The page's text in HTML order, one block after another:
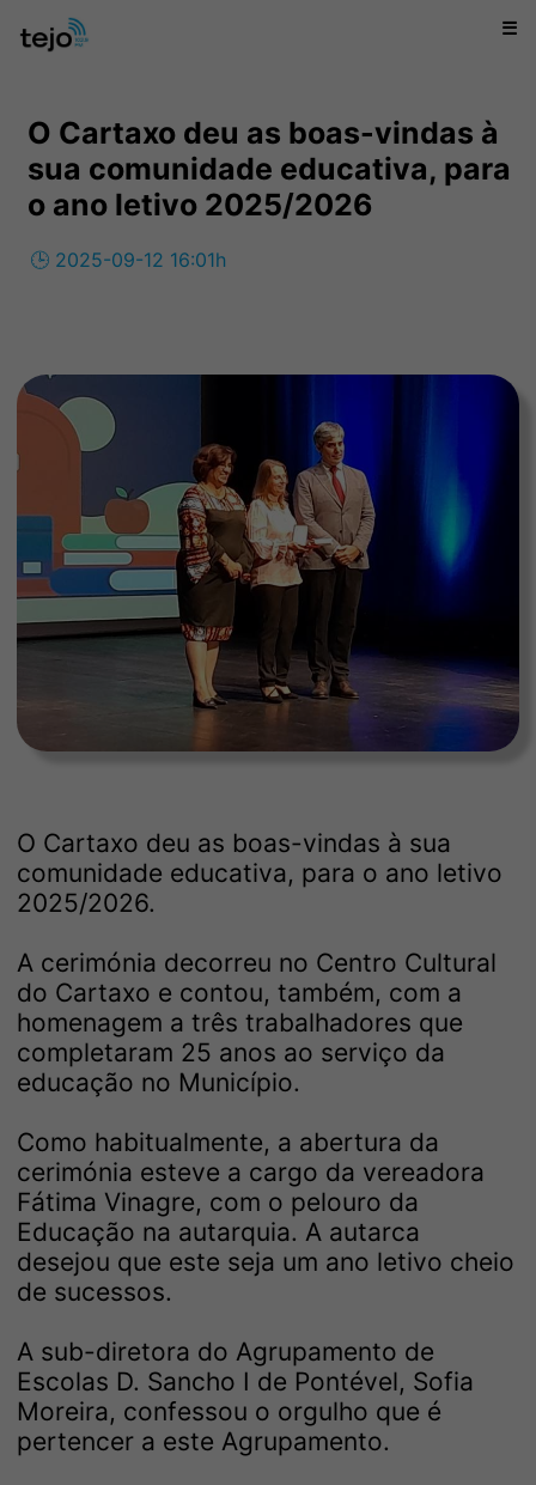
☰
O Cartaxo deu as boas-vindas à
sua comunidade educativa, para
o ano letivo 2025/2026
🕒 2025-09-12 16:01h
O Cartaxo deu as boas-vindas à sua
comunidade educativa, para o ano letivo
2025/2026.
A cerimónia decorreu no Centro Cultural
do Cartaxo e contou, também, com a
homenagem a três trabalhadores que
completaram 25 anos ao serviço da
educação no Município.
Como habitualmente, a abertura da
cerimónia esteve a cargo da vereadora
Fátima Vinagre, com o pelouro da
Educação na autarquia. A autarca
desejou que este seja um ano letivo cheio
de sucessos.
A sub-diretora do Agrupamento de
Escolas D. Sancho I de Pontével, Sofia
Moreira, confessou o orgulho que é
pertencer a este Agrupamento.